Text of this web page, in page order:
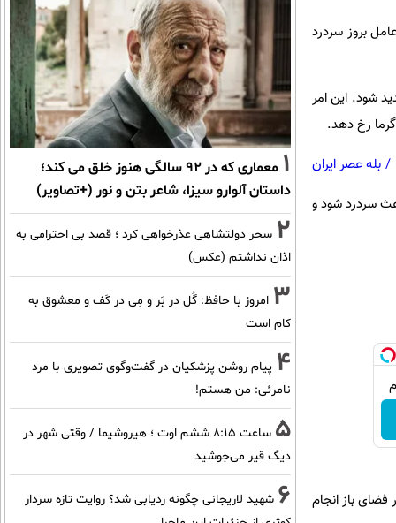
بروز سردرد
شود. این امر
رخ دهد.
/ بله عصر ایران
سردرد شود و
فضای باز انجام
1
معماری که در 92 سالگی هنوز خلق می کند؛
داستان آلوارو سیزا، شاعر بتن و نور (+تصاویر)
2 سحر دولتشاهی عذرخواهی کرد ؛ قصد بی احترامی به
اذان نداشتم (عکس)
3 امروز با حافظ: گُل در بَر و مِی در کَف و معشوق به
کام است
4 پیام روشن پزشکیان در گفت‌و‌گوی تصویری با مرد
نامرئی: من هستم!
5
ساعت ۸:۱۵ ششم اوت ؛ هیروشیما / وقتی شهر در
دیگ قیر می‌جوشید
6 شهید لاریجانی چگونه ردیابی شد؟ روایت تازه سردار